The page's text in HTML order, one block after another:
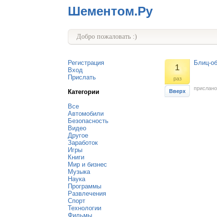
Шементом.Ру
Добро пожаловать :)
Регистрация
Вход
Прислать
Категории
Все
Автомобили
Безопасность
Видео
Другое
Заработок
Игры
Книги
Мир и бизнес
Музыка
Наука
Программы
Развлечения
Спорт
Технологии
Фильмы
1
раз
Вверх
Блиц-
прислано